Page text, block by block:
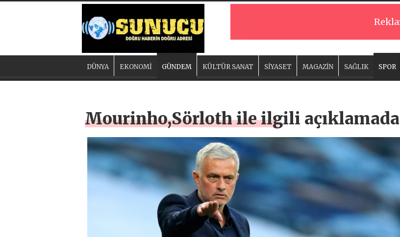
DÜNYA EKONOMİ GÜNDEM KÜLTÜR SANAT SİYASET MAGAZİN SAĞLIK SPOR
Mourinho,Sörloth ile ilgili